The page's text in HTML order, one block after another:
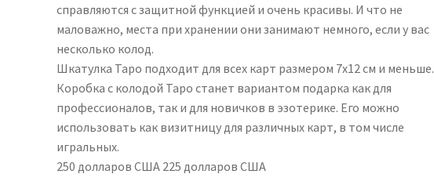
справляются с защитной функцией и очень красивы. И что не
маловажно, места при хранении они занимают немного, если у вас
несколько колод.
Шкатулка Таро подходит для всех карт размером 7х12 см и меньше.
Коробка с колодой Таро станет вариантом подарка как для
профессионалов, так и для новичков в эзотерике. Его можно
использовать как визитницу для различных карт, в том числе
игральных.
250 долларов США 225 долларов США